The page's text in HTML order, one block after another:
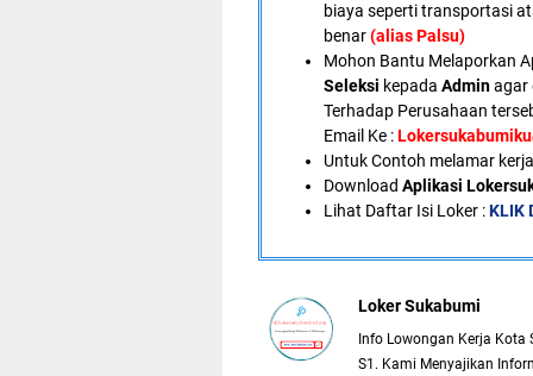
biaya seperti transportasi
benar(alias Palsu)
Mohon Bantu Melaporkan
Seleksi kepada Adminagar
Terhadap Perusahaan
Email Ke :
Untuk Contoh melamar
Download Aplikasi
Lihat Daftar Isi Loker :KLIK
Loker Sukabumi
Info Lowongan Kerja Kota
S1. Kami Menyajikan